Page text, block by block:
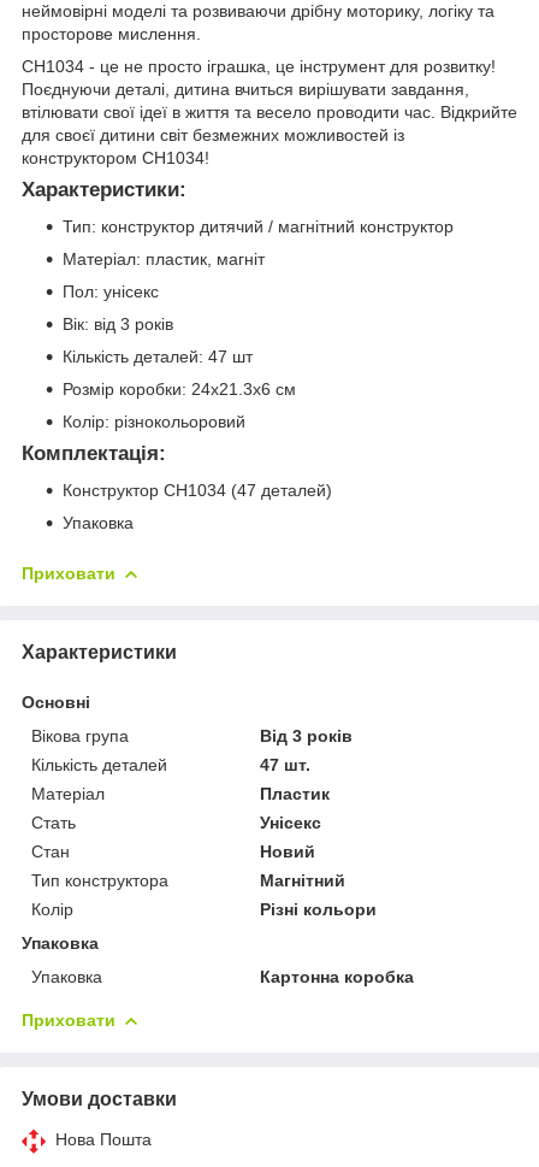
неймовірні моделі та розвиваючи дрібну моторику, логіку та
просторове мислення.
CH1034 - це не просто іграшка, це інструмент для розвитку!
Поєднуючи деталі, дитина вчиться вирішувати завдання,
втілювати свої ідеї в життя та весело проводити час. Відкрийте
для своєї дитини світ безмежних можливостей із
конструктором CH1034!
Характеристики:
Тип: конструктор дитячий / магнітний конструктор
Матеріал: пластик, магніт
Пол: унісекс
Вік: від 3 років
Кількість деталей: 47 шт
Розмір коробки: 24х21.3х6 см
Колір: різнокольоровий
Комплектація:
Конструктор CH1034 (47 деталей)
Упаковка
Приховати
Характеристики
Основні
Вікова група
Від 3 років
Кількість деталей
47 шт.
Матеріал
Пластик
Стать
Унісекс
Стан
Новий
Тип конструктора
Магнітний
Колір
Різні кольори
Упаковка
Упаковка
Картонна коробка
Приховати
Умови доставки
Нова Пошта